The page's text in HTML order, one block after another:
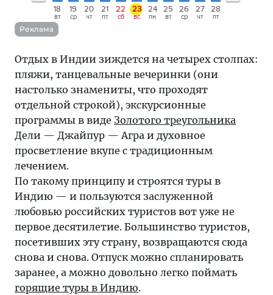
18
вт
19
ср
20
чт
21
пт
22
сб
23
вс
24
пн
25
вт
26
ср
27
чт
28
пт
Реклама
Отдых в Индии зиждется на четырех столпах:
пляжи, танцевальные вечеринки (они
настолько знамениты, что проходят
отдельной строкой), экскурсионные
программы в виде Золотого треугольника
Дели — Джайпур — Агра и духовное
просветление вкупе с традиционным
лечением.
По такому принципу и строятся туры в
Индию — и пользуются заслуженной
любовью российских туристов вот уже не
первое десятилетие. Большинство туристов,
посетивших эту страну, возвращаются сюда
снова и снова. Отпуск можно спланировать
заранее, а можно довольно легко поймать
горящие туры в Индию.